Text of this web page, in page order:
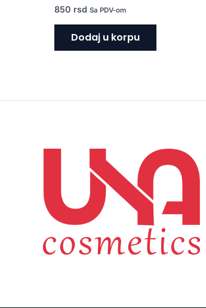
850 rsd Sa PDV-om
Dodaj u korpu